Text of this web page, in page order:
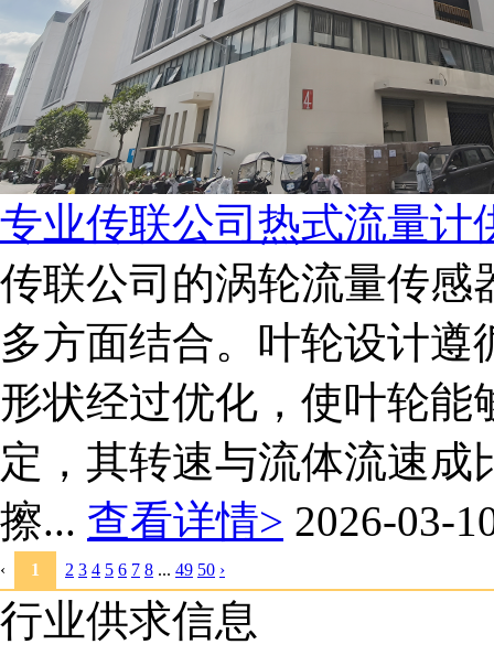
专业传联公司热式流量计
传联公司的涡轮流量传感
多方面结合。叶轮设计
形状经过优化，使叶轮
定，其转速与流体流速
擦... 查看详情> 2026-03-
‹ 1 2 3 4 5 6 7 8 ... 49 50 ›
行业供求信息